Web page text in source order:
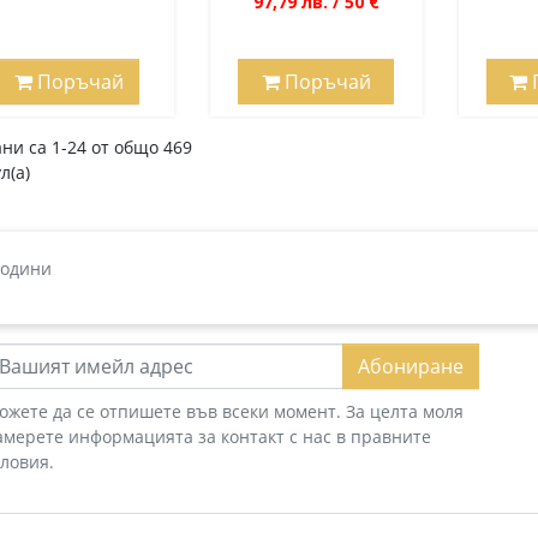
Поръчай Поръчай
са 1-24 от общо 469
Абониране
да се отпишете във всеки момент. За целта моля
информацията за контакт с нас в правните